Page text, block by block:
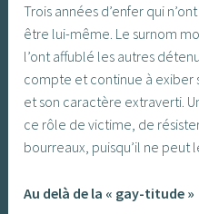
Trois années d’enfer qui
être lui-même. Le surnom
l’ont affublé les autres
compte et continue à exiber
et son caractère extraverti.
ce rôle de victime, de
bourreaux, puisqu’il ne peut
Au delà de la « gay-titude »